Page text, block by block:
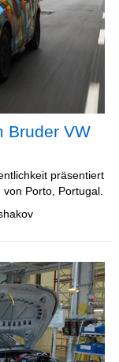
Bruder VW
präsentiert
Porto, Portugal.